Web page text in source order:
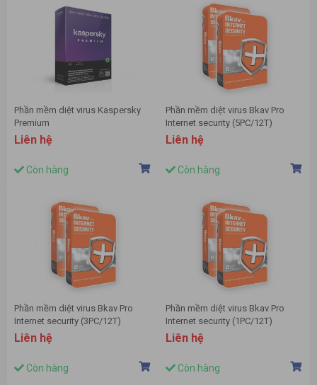
Phần mềm diệt virus Kaspersky
Premium
Liên hệ
Còn hàng
Phần mềm diệt virus Bkav Pro
Internet security (5PC/12T)
Liên hệ
Còn hàng
Phần mềm diệt virus Bkav Pro
Internet security (3PC/12T)
Liên hệ
Còn hàng
Phần mềm diệt virus Bkav Pro
Internet security (1PC/12T)
Liên hệ
Còn hàng